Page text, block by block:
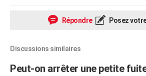
Répondre Posez
Discussions similaires
Peut-on arrêter une petite